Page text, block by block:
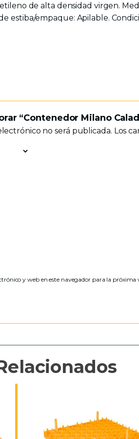
de alta densidad virgen.
estiba/empaque: Apilable.
“Contenedor Milano
no será publicada. Los
y web en este navegador para la próxima